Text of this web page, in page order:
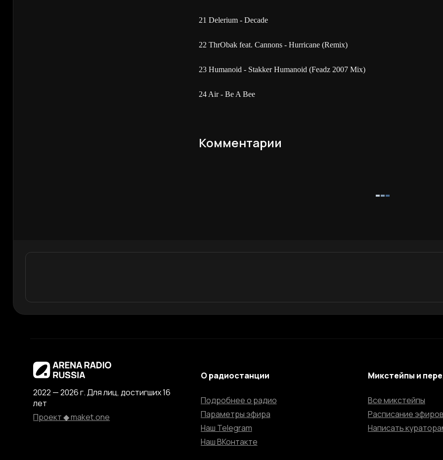
21 Delerium - Decade
22 ThrObak feat. Cannons - Hurricane (Remix)
23 Humanoid - Stakker Humanoid (Feadz 2007 Mix)
24 Air - Be A Bee
Комментарии
2022 — 2026 г. Для лиц, достигших 16
лет
Проект ◆ maket.one
О радиостанции
Подробнее о радио
Параметры эфира
Наш Telegram
Наш ВКонтакте
Микстейпы и
Все микстейпы
Расписание эфиров
Написать